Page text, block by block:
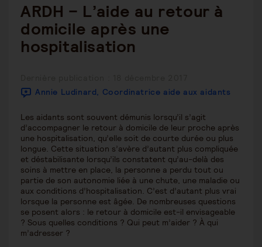
ARDH – L’aide au retour à
domicile après une
hospitalisation
publiée :
Annie Ludinard, Coordinatrice aide aux aidants
Les aidants sont souvent démunis lorsqu’il s’agit
d’accompagner le retour à domicile de leur proche après
une hospitalisation, qu’elle soit de courte durée ou plus
longue. Cette situation s’avère d’autant plus compliquée
et déstabilisante lorsqu’ils constatent qu’au-delà des
soins à mettre en place, la personne a perdu tout ou
partie de son autonomie liée à une chute, une maladie ou
aux conditions d’hospitalisation. C’est d’autant plus vrai
lorsque la personne est âgée. De nombreuses questions
se posent alors : le retour à domicile est-il envisageable
? Sous quelles conditions ? Qui peut m’aider ? À qui
m’adresser ?